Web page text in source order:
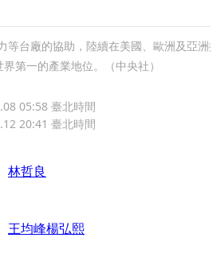
等台廠的協助，陸續在美國、歐洲及亞洲
第一的產業地位。（中央社）
05:58 臺北時間
20:41 臺北時間
林哲良
王均峰楊弘熙